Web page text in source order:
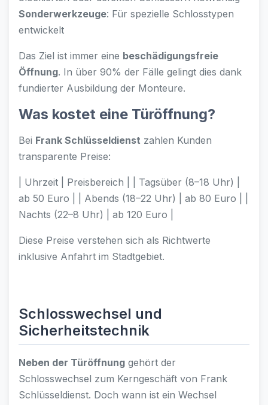
Sonderwerkzeuge: Für spezielle Schlosstypen
entwickelt
Das Ziel ist immer eine beschädigungsfreie
Öffnung. In über 90% der Fälle gelingt dies dank
fundierter Ausbildung der Monteure.
Was kostet eine Türöffnung?
Bei Frank Schlüsseldienst zahlen Kunden
transparente Preise:
| Uhrzeit | Preisbereich | | Tagsüber (8–18 Uhr) |
ab 50 Euro | | Abends (18–22 Uhr) | ab 80 Euro | |
Nachts (22–8 Uhr) | ab 120 Euro |
Diese Preise verstehen sich als Richtwerte
inklusive Anfahrt im Stadtgebiet.
Schlosswechsel und
Sicherheitstechnik
Neben der Türöffnung gehört der
Schlosswechsel zum Kerngeschäft von Frank
Schlüsseldienst. Doch wann ist ein Wechsel